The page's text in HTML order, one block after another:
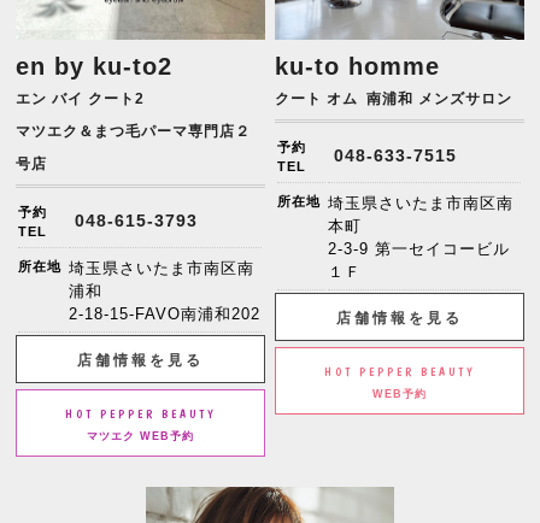
en by ku-to2
エン バイ クート2
マツエク＆まつ毛パーマ専門店２
号店
予約
TEL
048-615-3793
所在地 埼玉県さいたま市南区南
浦和
2-18-15-FAVO南浦和202
店舗情報を見る
HOT PEPPER BEAUTY
マツエク WEB予約
ku-to homme
クート オム 南浦和 メンズサロン
予約
TEL
048-633-7515
所在地 埼玉県さいたま市南区南
本町
2-3-9 第一セイコービル
１Ｆ
店舗情報を見る
HOT PEPPER BEAUTY
WEB予約